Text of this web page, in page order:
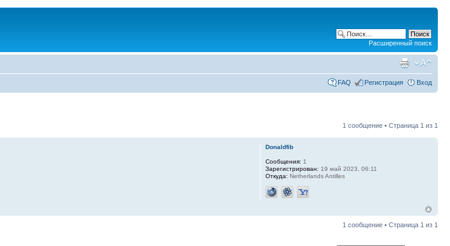
Расширенный поиск
FAQ Регистрация Вход
1 сообщение • Страница 1 из 1
Donaldfib
Сообщения: 1
Зарегистрирован: 19 май 2023, 06:11
Откуда: Netherlands Antilles
1 сообщение • Страница 1 из 1